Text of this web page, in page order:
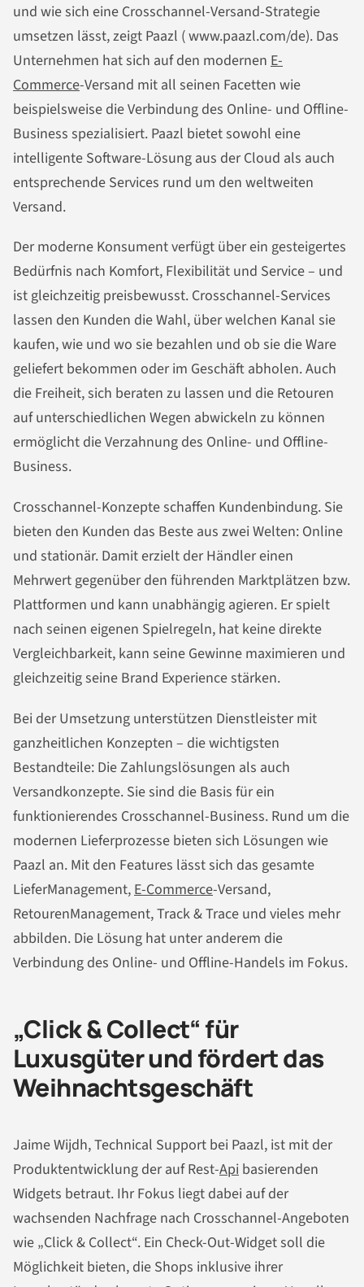
und wie sich eine Crosschannel-Versand-Strategie
umsetzen lässt, zeigt Paazl ( www.paazl.com/de). Das
Unternehmen hat sich auf den modernen E-
Commerce-Versand mit all seinen Facetten wie
beispielsweise die Verbindung des Online- und Offline-
Business spezialisiert. Paazl bietet sowohl eine
intelligente Software-Lösung aus der Cloud als auch
entsprechende Services rund um den weltweiten
Versand.
Der moderne Konsument verfügt über ein gesteigertes
Bedürfnis nach Komfort, Flexibilität und Service – und
ist gleichzeitig preisbewusst. Crosschannel-Services
lassen den Kunden die Wahl, über welchen Kanal sie
kaufen, wie und wo sie bezahlen und ob sie die Ware
geliefert bekommen oder im Geschäft abholen. Auch
die Freiheit, sich beraten zu lassen und die Retouren
auf unterschiedlichen Wegen abwickeln zu können
ermöglicht die Verzahnung des Online- und Offline-
Business.
Crosschannel-Konzepte schaffen Kundenbindung. Sie
bieten den Kunden das Beste aus zwei Welten: Online
und stationär. Damit erzielt der Händler einen
Mehrwert gegenüber den führenden Marktplätzen bzw.
Plattformen und kann unabhängig agieren. Er spielt
nach seinen eigenen Spielregeln, hat keine direkte
Vergleichbarkeit, kann seine Gewinne maximieren und
gleichzeitig seine Brand Experience stärken.
Bei der Umsetzung unterstützen Dienstleister mit
ganzheitlichen Konzepten – die wichtigsten
Bestandteile: Die Zahlungslösungen als auch
Versandkonzepte. Sie sind die Basis für ein
funktionierendes Crosschannel-Business. Rund um die
modernen Lieferprozesse bieten sich Lösungen wie
Paazl an. Mit den Features lässt sich das gesamte
LieferManagement,E-Commerce-Versand,
RetourenManagement, Track & Trace und vieles mehr
abbilden. Die Lösung hat unter anderem die
Verbindung des Online- und Offline-Handels im Fokus.
„Click & Collect“ für
Luxusgüter und fördert das
Weihnachtsgeschäft
Jaime Wijdh, Technical Support bei Paazl, ist mit der
Produktentwicklung der auf Rest-Api basierenden
Widgets betraut. Ihr Fokus liegt dabei auf der
wachsenden Nachfrage nach Crosschannel-Angeboten
wie „Click & Collect“. Ein Check-Out-Widget soll die
Möglichkeit bieten, die Shops inklusive ihrer